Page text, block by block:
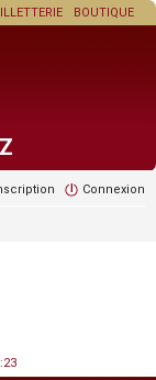
BOUTIQUE
Connexion